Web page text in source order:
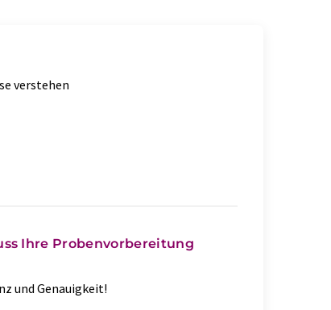
verstehen
Ihre Probenvorbereitung
und Genauigkeit!